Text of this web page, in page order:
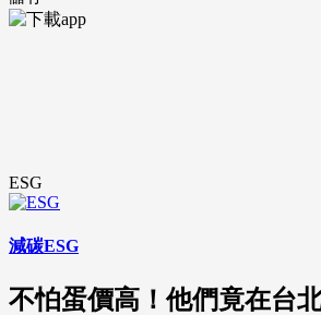
ESG
減碳ESG
不怕蛋價高！他們竟在台